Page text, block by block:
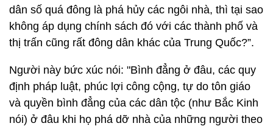
dân số quá đông là phá hủy các ngôi nhà, thì tại sao
không áp dụng chính sách đó với các thành phố và
thị trấn cũng rất đông dân khác của Trung Quốc?”.
Người này bức xúc nói: "Bình đẳng ở đâu, các quy
định pháp luật, phúc lợi công cộng, tự do tôn giáo
và quyền bình đẳng của các dân tộc (như Bắc Kinh
nói) ở đâu khi họ phá dỡ nhà của những người theo